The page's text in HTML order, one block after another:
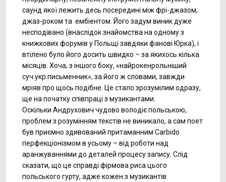
саунд якої лежить десь посередині між фрі-джазом,
джаз-роком та ембіентом. Його задум виник дуже
несподівано (внаслідок знайомства на одному з
книжкових форумів у Польщі завдяки фанові Юрка), і
втілено було його досить швидко – за якихось кілька
місяців. Хоча, з іншого боку, «найрокенрольніший
суч.укр.письменник», за його ж словами, завжди
мріяв про щось подібне. Це стало зрозумілим одразу,
ще на початку співпраці з музикантами.
Оскільки Андрухович чудово володіє польською,
проблем з розумінням текстів не виникало, а сам поет
був приємно здивований притаманним Carbido
перфекціонізмом в усьому – від роботи над
аранжуваннями до деталей процесу запису. Слід
сказати, що це справді фірмова риса цього
польського гурту, адже кожен з музикантів